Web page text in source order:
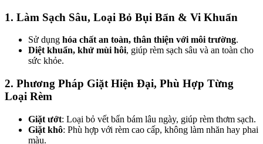
1. Làm Sạch Sâu, Loại Bỏ Bụi Bẩn & Vi Khuẩn
Sử dụng hóa chất an toàn, thân thiện với môi trường.
Diệt khuẩn, khử mùi hôi, giúp rèm sạch sâu và an toàn cho
sức khỏe.
2. Phương Pháp Giặt Hiện Đại, Phù Hợp Từng
Loại Rèm
Giặt ướt: Loại bỏ vết bẩn bám lâu ngày, giúp rèm thơm sạch.
Giặt khô: Phù hợp với rèm cao cấp, không làm nhăn hay phai
màu.